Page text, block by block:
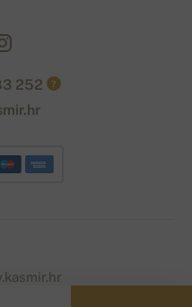
252 ?